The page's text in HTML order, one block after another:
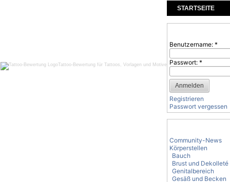
Tattoo-Bewertung für Tattoos, Vorlagen und Motive
STARTSEITE
KOMMENTARE
Benutzername: *
Passwort: *
Registrieren
Passwort vergessen
Community-News
Körperstellen
Bauch
Brust und Dekolleté
Genitalbereich
Gesäß und Becken